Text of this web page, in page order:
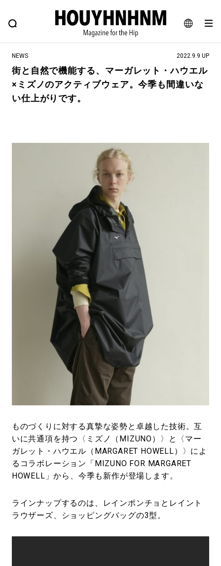
JA
EN
FEATURE BLOG SNAP
ヒップなファッション、カルチャー、ライフスタイルWEBマガジン
#注目のタグ
#NEW VINTAGE #マイナーグッド図鑑
#MONTHLY JOURNAL
#フイナムのYouTube
#FOCUS IT
#FASHION #MUSIC
#SNEAKER #OUTDOOR
#SPORTS #HANDSOME HANDBOOK
NEWS 2022.9.9 UP
街と自然で機能する、マーガレット・ハウエル
×ミズノのアクティブウェア。今季も間違いな
い仕上がりです。
ものづくりに対する真摯な姿勢と卓越した技術。互
いに共通項を持つ〈ミズノ（MIZUNO）〉と〈マー
ガレット・ハウエル（MARGARET HOWELL）〉によ
るコラボレーション「MIZUNO FOR MARGARET
HOWELL」から、今季も新作が登場します。
ラインナップするのは、レインポンチョとレイント
ラウザーズ、ショッピングバッグの3型。